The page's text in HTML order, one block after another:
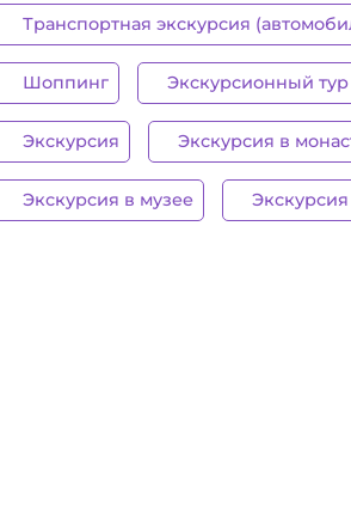
Транспортная экскурсия
Шоппинг Экскурсионный тур
Экскурсия Экскурсия в
Экскурсия в музее